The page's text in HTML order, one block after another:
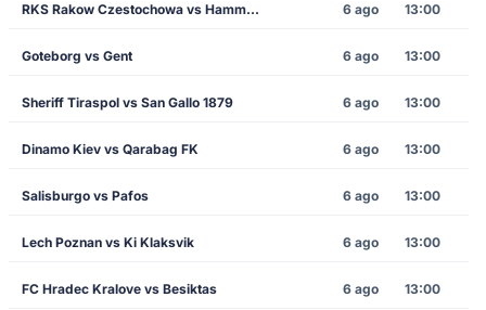
RKS Rakow Czestochowa vs Hammarby 6 ago 13:00
Goteborg vs Gent 6 ago 13:00
Sheriff Tiraspol vs San Gallo 1879 6 ago 13:00
Dinamo Kiev vs Qarabag FK 6 ago 13:00
Salisburgo vs Pafos 6 ago 13:00
Lech Poznan vs Ki Klaksvik 6 ago 13:00
FC Hradec Kralove vs Besiktas 6 ago 13:00